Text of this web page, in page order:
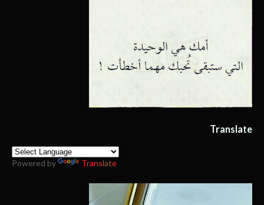
Translate
Powered by Translate